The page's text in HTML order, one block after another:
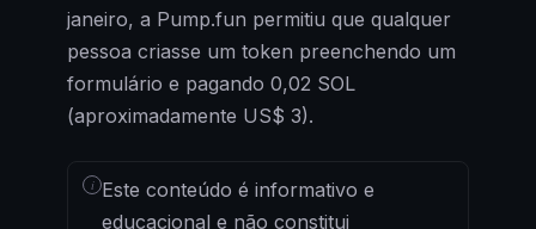
janeiro, a Pump.fun permitiu que qualquer
pessoa criasse um token preenchendo um
formulário e pagando 0,02 SOL
(aproximadamente US$ 3).
i Este conteúdo é informativo e
educacional e não constitui